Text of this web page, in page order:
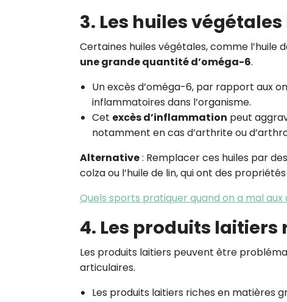
3. Les huiles
Certaines huiles végétales, comme l’huile
une grande quantité d’oméga-6.
Un excès d’oméga-6, par rapport aux
inflammatoires dans l’organisme.
Cet excès d’inflammation peut
notamment en cas d’arthrite ou
Alternative: Remplacer ces huiles par
colza ou l’huile de lin, qui ont des
Quels sports pratiquer quand on a mal aux
4. Les produits
Les produits laitiers peuvent être
articulaires.
Les produits laitiers riches en matières